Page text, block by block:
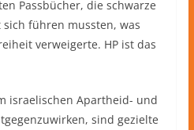
Passbücher, die schwarze
führen mussten, was
verweigerte. HP ist das
israelischen Apartheid- und
sind gezielte